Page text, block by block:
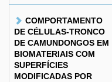
COMPORTAMENTO
DE CÉLULAS-TRONCO
DE CAMUNDONGOS EM
BIOMATERIAIS COM
SUPERFÍCIES
MODIFICADAS POR